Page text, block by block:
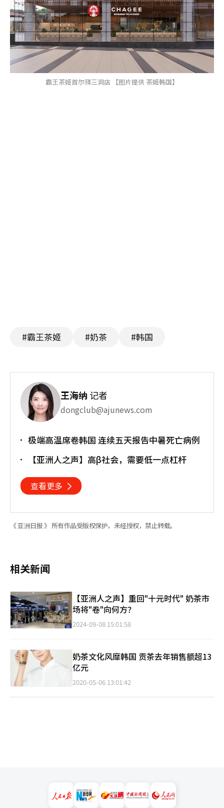
霸王茶姬首尔驿三洞店 【图片提供 茶姬韩国】
#霸王茶姬 #奶茶 #韩国
王海纳 记者
dongclub@ajunews.com
极端高温席卷韩国 连续五天报告中暑死亡病例
【亚洲人之声】高β社会，需要低一点杠杆
查看更多
《 亚洲日报 》 所有作品受版权保护，未经授权，禁止转载。
相关新闻
【亚洲人之声】重回"十元时代" 奶茶市
场将"卷"向何方？
2024-09-08 15:01:58
奶茶文化风靡韩国 贡茶去年销售额超13
亿元
2020-05-06 13:01:42